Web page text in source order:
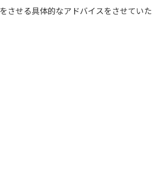
させる具体的なアドバイスをさせていた